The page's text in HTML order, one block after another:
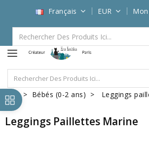
Français EUR
Bébés (0-2 ans) Leggings
Leggings Paillettes Marine